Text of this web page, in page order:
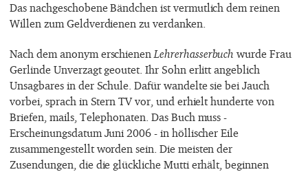
Das nachgeschobene Bändchen ist vermutlich dem reinen
Willen zum Geldverdienen zu verdanken.
Nach dem anonym erschienen Lehrerhasserbuch wurde Frau
Gerlinde Unverzagt geoutet. Ihr Sohn erlitt angeblich
Unsagbares in der Schule. Dafür wandelte sie bei Jauch
vorbei, sprach in Stern TV vor, und erhielt hunderte von
Briefen, mails, Telephonaten. Das Buch muss -
Erscheinungsdatum Juni 2006 - in höllischer Eile
zusammengestellt worden sein. Die meisten der
Zusendungen, die die glückliche Mutti erhält, beginnen